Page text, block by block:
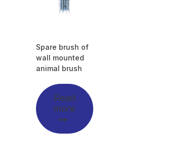
Spare brush of
wall mounted
animal brush
Read
more